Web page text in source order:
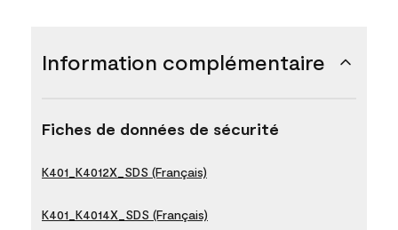
Information complémentaire
Fiches de données de sécurité
K401_K4012X_SDS (Français)
K401_K4014X_SDS (Français)